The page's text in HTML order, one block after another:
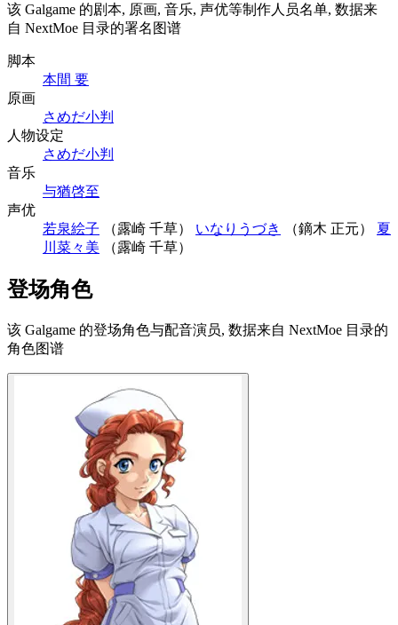
该 Galgame 的剧本, 原画, 音乐, 声优等制作人员名单, 数据来
自 NextMoe 目录的署名图谱
脚本
本間 要
原画
さめだ小判
人物设定
さめだ小判
音乐
与猶啓至
声优
若泉絵子 （露崎 千草） いなりうづき （鏑木 正元） 夏
川菜々美 （露崎 千草）
登场角色
该 Galgame 的登场角色与配音演员, 数据来自 NextMoe 目录的
角色图谱